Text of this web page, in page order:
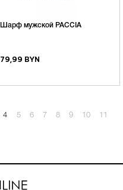
Шарф мужской PACCIA
79,99 BYN
4 5 6 7 8 9 10 11